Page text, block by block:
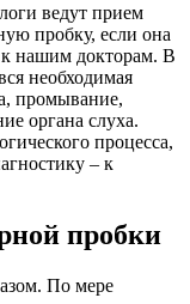
ведут прием
пробку, если она
к нашим докторам. В
необходимая
промывание,
органа слуха.
процесса,
– к
пробки
По мере